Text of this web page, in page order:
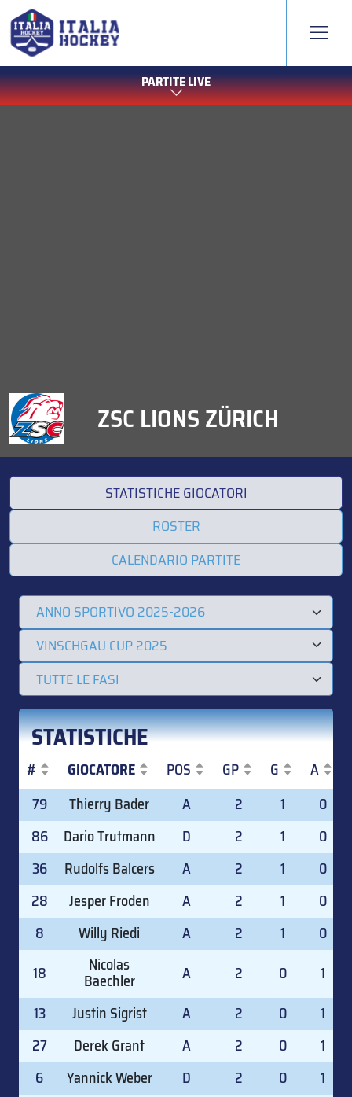
PARTITE LIVE
ZSC LIONS ZÜRICH
STATISTICHE GIOCATORI
ROSTER
CALENDARIO PARTITE
STATISTICHE
# GIOCATORE POS GP G A
#
GIOCATORE POS GP
79 Thierry Bader A 2 1
0
86
Dario Trutmann D 2 1
0
36
Rudolfs Balcers A 2 1
0
28
Jesper Froden A 2 1
0
8
Willy Riedi A 2 1
0
18
Nicolas
Baechler A 2 0
1
13
Justin Sigrist A 2 0
1
27
Derek Grant A 2 0
1
6
Yannick Weber D 2 0
1